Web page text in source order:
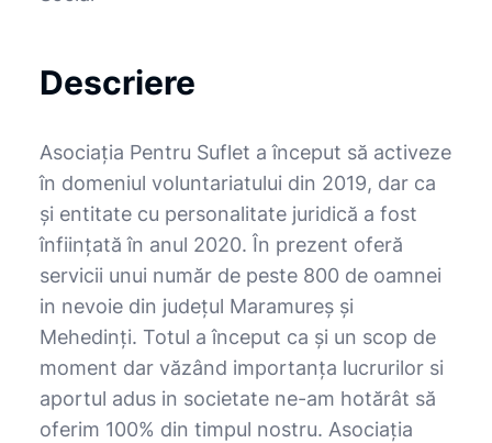
Descriere
Asociaţia Pentru Suflet a început să activeze
în domeniul voluntariatului din 2019, dar ca
şi entitate cu personalitate juridică a fost
înființată în anul 2020. În prezent oferă
servicii unui număr de peste 800 de oamnei
in nevoie din județul Maramureș și
Mehedinți. Totul a început ca și un scop de
moment dar văzând importanța lucrurilor si
aportul adus in societate ne-am hotărât să
oferim 100% din timpul nostru. Asociaţia